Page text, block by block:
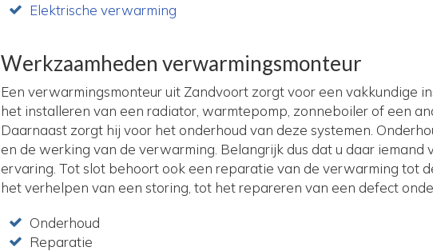
Elektrische verwarming
Werkzaamheden verwarmingsmonteur
Een verwarmingsmonteur uit Zandvoort zorgt voor een vakkundige
het installeren van een radiator, warmtepomp, zonneboiler of een
Daarnaast zorgt hij voor het onderhoud van deze systemen.
en de werking van de verwarming. Belangrijk dus dat u daar iemand
ervaring. Tot slot behoort ook een reparatie van de verwarming tot
het verhelpen van een storing, tot het repareren van een defect
Onderhoud
Reparatie